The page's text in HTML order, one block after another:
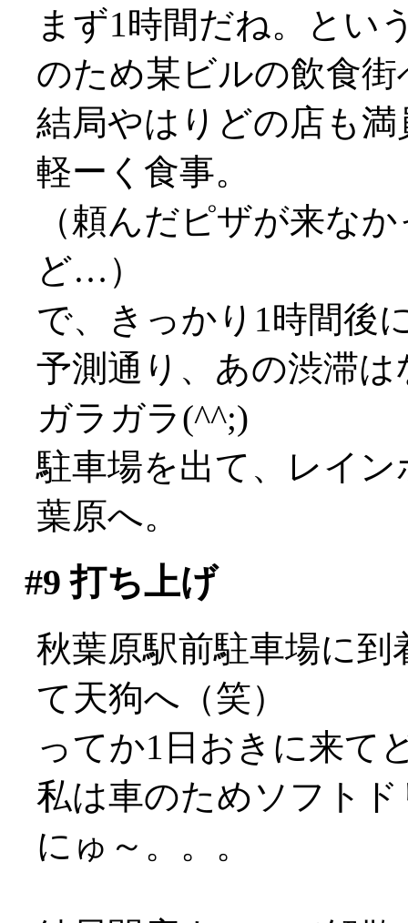
まず1時間だね。とい
のため某ビルの飲食街
結局やはりどの店も
軽ーく食事。
（頼んだピザが来な
ど…）
で、きっかり1時間後
予測通り、あの渋滞
ガラガラ(^^;)
駐車場を出て、レイ
葉原へ。
#9 打ち上げ
秋葉原駅前駐車場に
て天狗へ（笑）
ってか1日おきに来て
私は車のためソフト
にゅ～。。。